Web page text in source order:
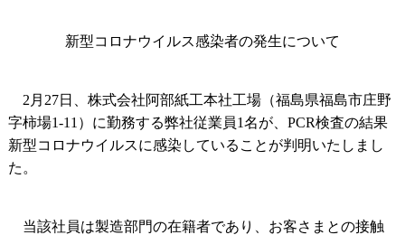
新型コロナウイルス感染者の発生について
2月27日、株式会社阿部紙工本社工場（福島県福島市庄野
字柿場1-11）に勤務する弊社従業員1名が、PCR検査の結果
新型コロナウイルスに感染していることが判明いたしまし
た。
当該社員は製造部門の在籍者であり、お客さまとの接触